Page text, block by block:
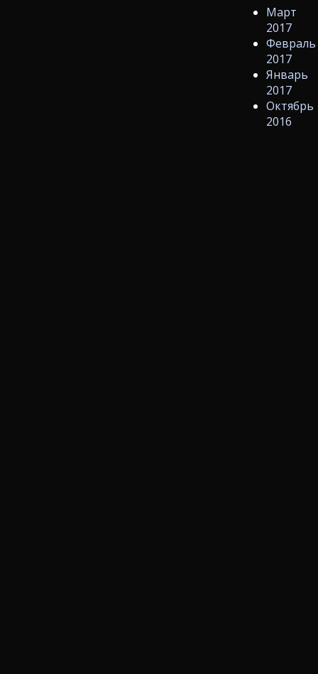
Март
2017
Февраль
2017
Январь
2017
Октябрь
2016